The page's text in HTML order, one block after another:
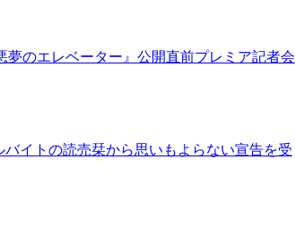
夢のエレベーター』公開直前プレミア記者会
バイトの読売栞から思いもよらない宣告を受